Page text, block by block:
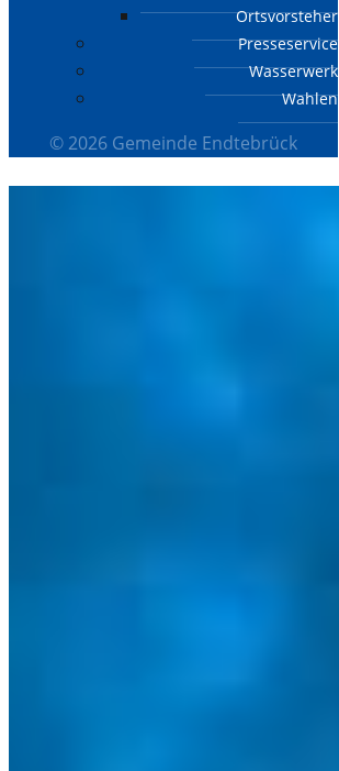
Ortsvorsteher
Presseservice
Wasserwerk
Wahlen
© 2026 Gemeinde Endtebrück